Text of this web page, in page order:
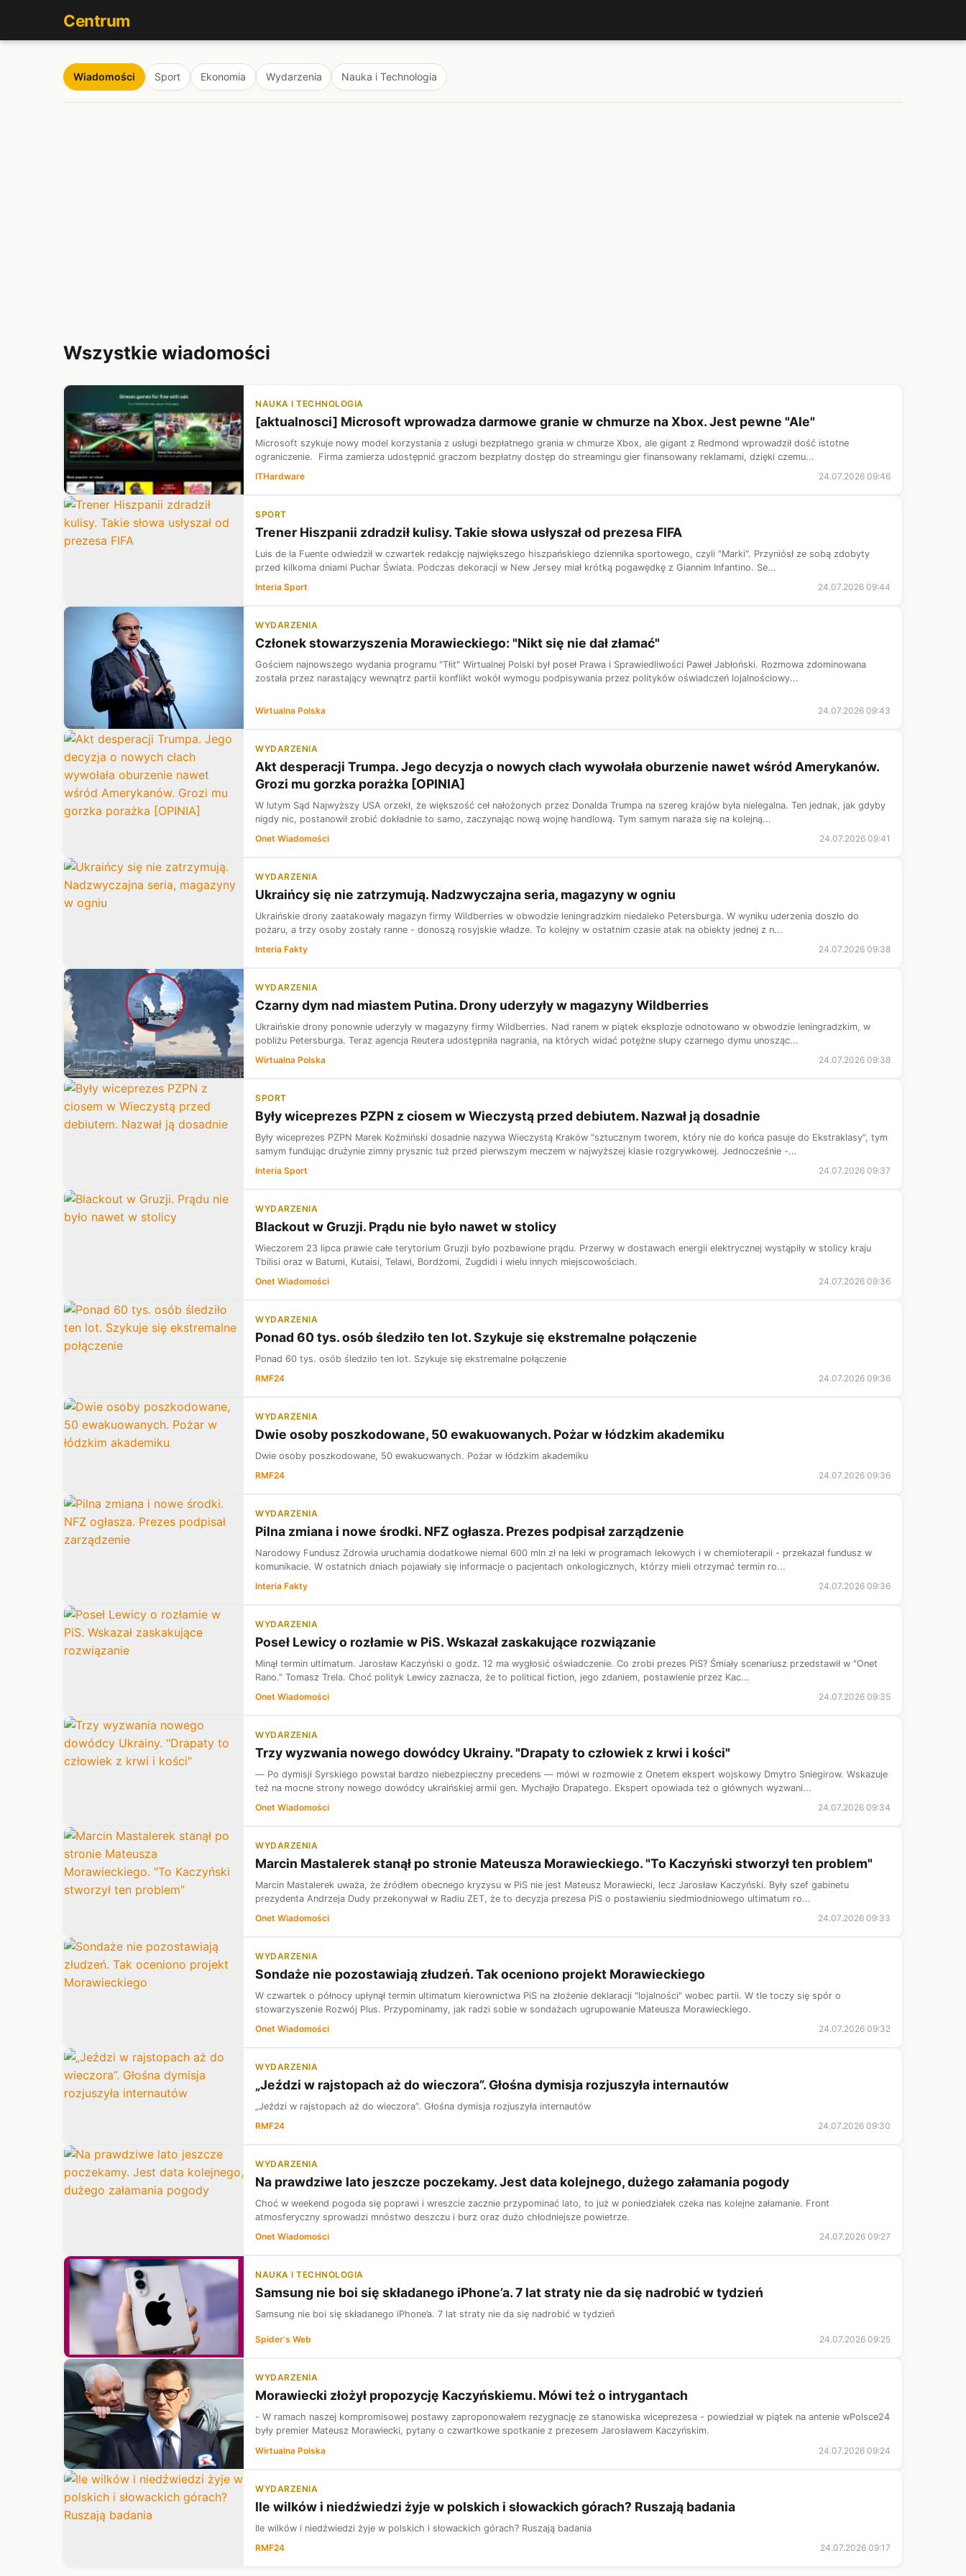
Centrum
Wiadomości Sport Ekonomia Wydarzenia Nauka i Technologia
Wszystkie wiadomości
NAUKA I TECHNOLOGIA
[aktualnosci] Microsoft wprowadza darmowe granie w chmurze na Xbox. Jest pewne "Ale"
Microsoft szykuje nowy model korzystania z usługi bezpłatnego grania w chmurze Xbox, ale gigant z Redmond wprowadził dość istotne
ograniczenie. Firma zamierza udostępnić graczom bezpłatny dostęp do streamingu gier finansowany reklamami, dzięki czemu...
ITHardware
24.07.2026 09:46
SPORT
Trener Hiszpanii zdradził kulisy. Takie słowa usłyszał od prezesa FIFA
Luis de la Fuente odwiedził w czwartek redakcję największego hiszpańskiego dziennika sportowego, czyli "Marki". Przyniósł ze sobą zdobyty
przed kilkoma dniami Puchar Świata. Podczas dekoracji w New Jersey miał krótką pogawędkę z Giannim Infantino. Se...
Interia Sport
24.07.2026 09:44
WYDARZENIA
Członek stowarzyszenia Morawieckiego: "Nikt się nie dał złamać"
Gościem najnowszego wydania programu "Tłit" Wirtualnej Polski był poseł Prawa i Sprawiedliwości Paweł Jabłoński. Rozmowa zdominowana
została przez narastający wewnątrz partii konflikt wokół wymogu podpisywania przez polityków oświadczeń lojalnościowy...
Wirtualna Polska 24.07.2026 09:43
WYDARZENIA
Akt desperacji Trumpa. Jego decyzja o nowych cłach wywołała oburzenie nawet wśród Amerykanów.
Grozi mu gorzka porażka [OPINIA]
W lutym Sąd Najwyższy USA orzekł, że większość ceł nałożonych przez Donalda Trumpa na szereg krajów była nielegalna. Ten jednak, jak gdyby
nigdy nic, postanowił zrobić dokładnie to samo, zaczynając nową wojnę handlową. Tym samym naraża się na kolejną...
Onet Wiadomości
24.07.2026 09:41
WYDARZENIA
Ukraińcy się nie zatrzymują. Nadzwyczajna seria, magazyny w ogniu
Ukraińskie drony zaatakowały magazyn firmy Wildberries w obwodzie leningradzkim niedaleko Petersburga. W wyniku uderzenia doszło do
pożaru, a trzy osoby zostały ranne - donoszą rosyjskie władze. To kolejny w ostatnim czasie atak na obiekty jednej z n...
Interia Fakty
24.07.2026 09:38
WYDARZENIA
Czarny dym nad miastem Putina. Drony uderzyły w magazyny Wildberries
Ukraińskie drony ponownie uderzyły w magazyny firmy Wildberries. Nad ranem w piątek eksplozje odnotowano w obwodzie leningradzkim, w
pobliżu Petersburga. Teraz agencja Reutera udostępniła nagrania, na których widać potężne słupy czarnego dymu unosząc...
Wirtualna Polska
24.07.2026 09:38
SPORT
Były wiceprezes PZPN z ciosem w Wieczystą przed debiutem. Nazwał ją dosadnie
Były wiceprezes PZPN Marek Koźmiński dosadnie nazywa Wieczystą Kraków "sztucznym tworem, który nie do końca pasuje do Ekstraklasy", tym
samym fundując drużynie zimny prysznic tuż przed pierwszym meczem w najwyższej klasie rozgrywkowej. Jednocześnie -...
Interia Sport
24.07.2026 09:37
WYDARZENIA
Blackout w Gruzji. Prądu nie było nawet w stolicy
Wieczorem 23 lipca prawie całe terytorium Gruzji było pozbawione prądu. Przerwy w dostawach energii elektrycznej wystąpiły w stolicy kraju
Tbilisi oraz w Batumi, Kutaisi, Telawi, Bordżomi, Zugdidi i wielu innych miejscowościach.
Onet Wiadomości
24.07.2026 09:36
WYDARZENIA
Ponad 60 tys. osób śledziło ten lot. Szykuje się ekstremalne połączenie
Ponad 60 tys. osób śledziło ten lot. Szykuje się ekstremalne połączenie
RMF24
24.07.2026 09:36
WYDARZENIA
Dwie osoby poszkodowane, 50 ewakuowanych. Pożar w łódzkim akademiku
Dwie osoby poszkodowane, 50 ewakuowanych. Pożar w łódzkim akademiku
RMF24
24.07.2026 09:36
WYDARZENIA
Pilna zmiana i nowe środki. NFZ ogłasza. Prezes podpisał zarządzenie
Narodowy Fundusz Zdrowia uruchamia dodatkowe niemal 600 mln zł na leki w programach lekowych i w chemioterapii - przekazał fundusz w
komunikacie. W ostatnich dniach pojawiały się informacje o pacjentach onkologicznych, którzy mieli otrzymać termin ro...
Interia Fakty
24.07.2026 09:36
WYDARZENIA
Poseł Lewicy o rozłamie w PiS. Wskazał zaskakujące rozwiązanie
Minął termin ultimatum. Jarosław Kaczyński o godz. 12 ma wygłosić oświadczenie. Co zrobi prezes PiS? Śmiały scenariusz przedstawił w "Onet
Rano." Tomasz Trela. Choć polityk Lewicy zaznacza, że to political fiction, jego zdaniem, postawienie przez Kac...
Onet Wiadomości
24.07.2026 09:35
WYDARZENIA
Trzy wyzwania nowego dowódcy Ukrainy. "Drapaty to człowiek z krwi i kości"
— Po dymisji Syrskiego powstał bardzo niebezpieczny precedens — mówi w rozmowie z Onetem ekspert wojskowy Dmytro Sniegirow. Wskazuje
też na mocne strony nowego dowódcy ukraińskiej armii gen. Mychajło Drapatego. Ekspert opowiada też o głównych wyzwani...
Onet Wiadomości
24.07.2026 09:34
WYDARZENIA
Marcin Mastalerek stanął po stronie Mateusza Morawieckiego. "To Kaczyński stworzył ten problem"
Marcin Mastalerek uważa, że źródłem obecnego kryzysu w PiS nie jest Mateusz Morawiecki, lecz Jarosław Kaczyński. Były szef gabinetu
prezydenta Andrzeja Dudy przekonywał w Radiu ZET, że to decyzja prezesa PiS o postawieniu siedmiodniowego ultimatum ro...
Onet Wiadomości
24.07.2026 09:33
WYDARZENIA
Sondaże nie pozostawiają złudzeń. Tak oceniono projekt Morawieckiego
W czwartek o północy upłynął termin ultimatum kierownictwa PiS na złożenie deklaracji "lojalności" wobec partii. W tle toczy się spór o
stowarzyszenie Rozwój Plus. Przypominamy, jak radzi sobie w sondażach ugrupowanie Mateusza Morawieckiego.
Onet Wiadomości
24.07.2026 09:32
WYDARZENIA
„Jeździ w rajstopach aż do wieczora”. Głośna dymisja rozjuszyła internautów
„Jeździ w rajstopach aż do wieczora”. Głośna dymisja rozjuszyła internautów
RMF24
24.07.2026 09:30
WYDARZENIA
Na prawdziwe lato jeszcze poczekamy. Jest data kolejnego, dużego załamania pogody
Choć w weekend pogoda się poprawi i wreszcie zacznie przypominać lato, to już w poniedziałek czeka nas kolejne załamanie. Front
atmosferyczny sprowadzi mnóstwo deszczu i burz oraz dużo chłodniejsze powietrze.
Onet Wiadomości
24.07.2026 09:27
NAUKA I TECHNOLOGIA
Samsung nie boi się składanego iPhone’a. 7 lat straty nie da się nadrobić w tydzień
Samsung nie boi się składanego iPhone’a. 7 lat straty nie da się nadrobić w tydzień
Spider's Web 24.07.2026 09:25
WYDARZENIA
Morawiecki złożył propozycję Kaczyńskiemu. Mówi też o intrygantach
- W ramach naszej kompromisowej postawy zaproponowałem rezygnację ze stanowiska wiceprezesa - powiedział w piątek na antenie wPolsce24
były premier Mateusz Morawiecki, pytany o czwartkowe spotkanie z prezesem Jarosławem Kaczyńskim.
Wirtualna Polska
24.07.2026 09:24
WYDARZENIA
Ile wilków i niedźwiedzi żyje w polskich i słowackich górach? Ruszają badania
Ile wilków i niedźwiedzi żyje w polskich i słowackich górach? Ruszają badania
RMF24
24.07.2026 09:17